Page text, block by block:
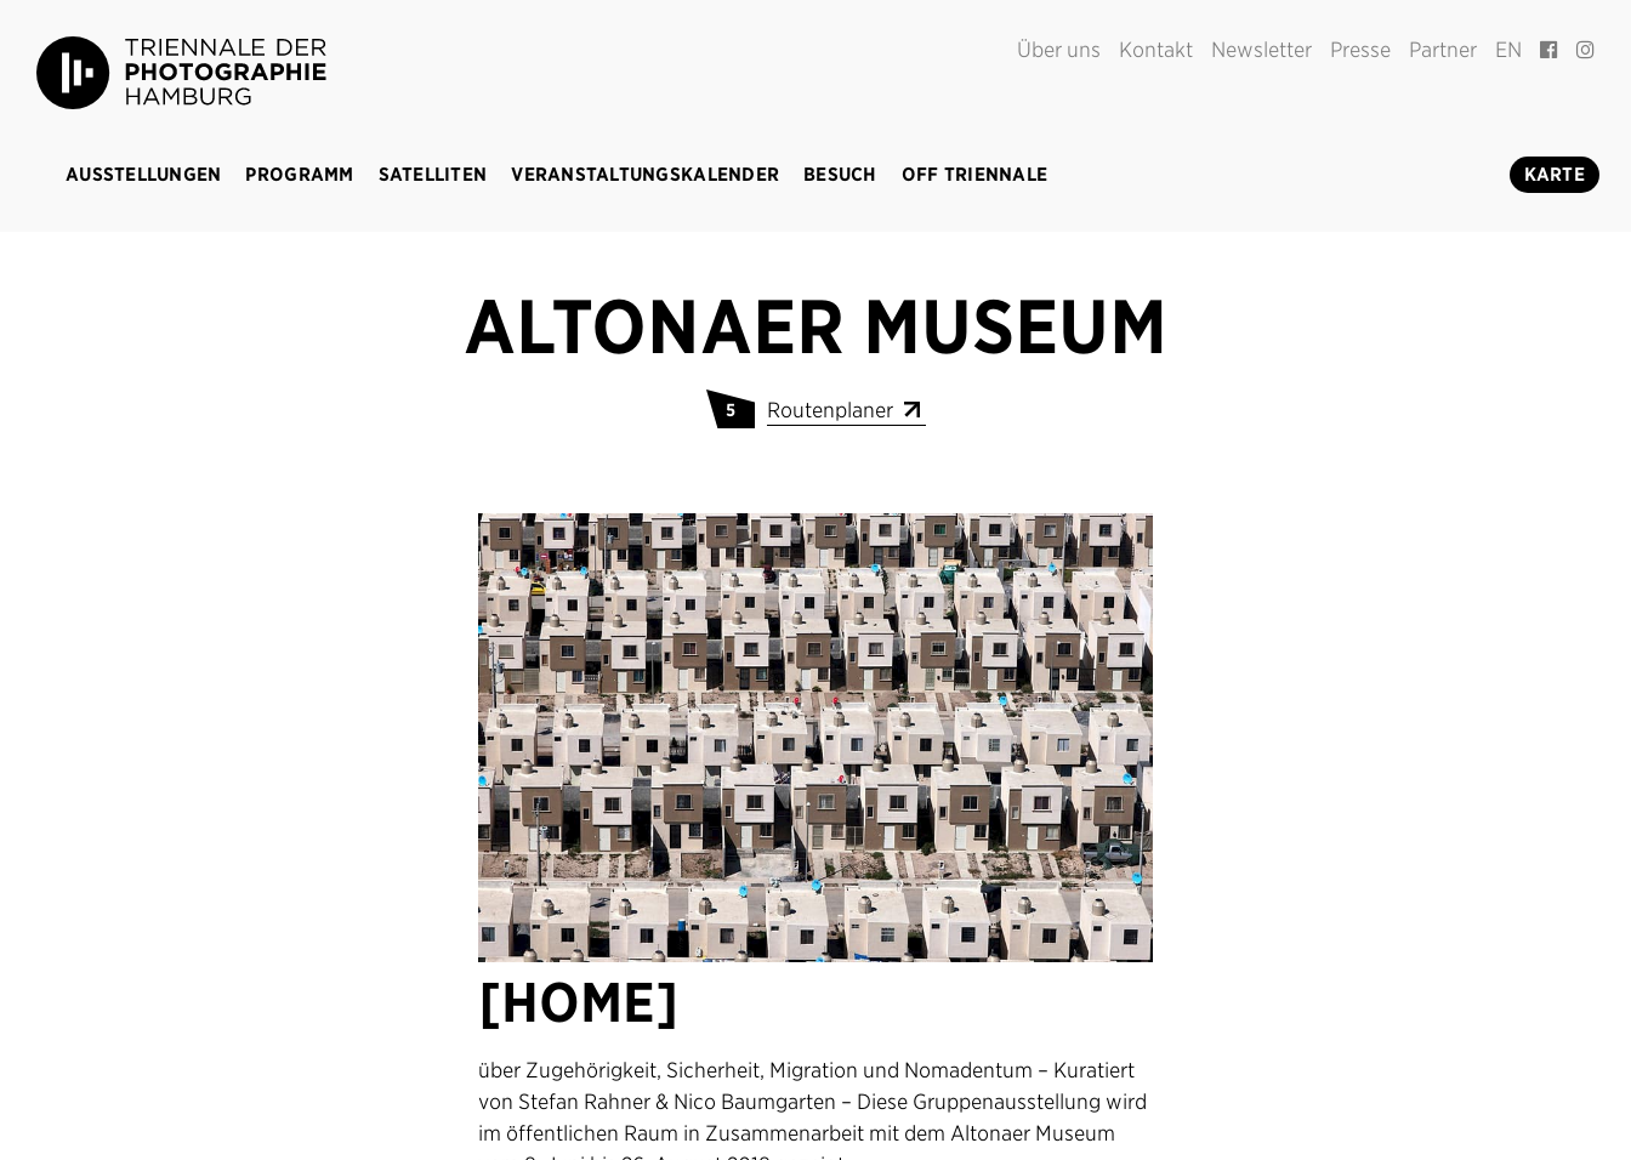
Triennale der Photographie Hamburg
Über uns Kontakt Newsletter Presse Partner EN
AUSSTELLUNGEN PROGRAMM SATELLITEN VERANSTALTUNGSKALENDER BESUCH OFF TRIENNALE KARTE
ALTONAER MUSEUM
5 Routenplaner
[HOME]
über Zugehörigkeit, Sicherheit, Migration und Nomadentum – Kuratiert
von Stefan Rahner & Nico Baumgarten – Diese Gruppenausstellung wird
im öffentlichen Raum in Zusammenarbeit mit dem Altonaer Museum